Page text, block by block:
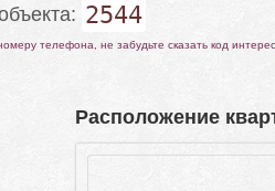
2544
телефона, не забудьте сказать код
Расположение